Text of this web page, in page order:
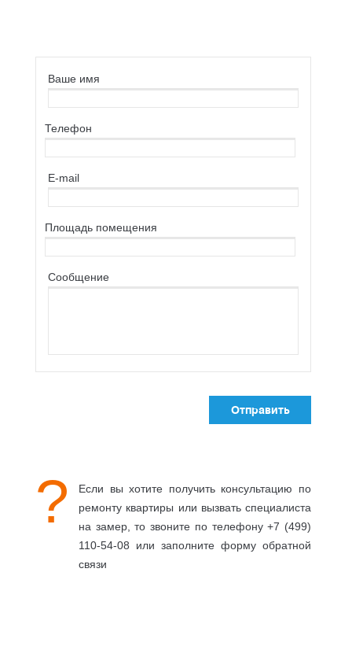
Ваше имя
Телефон
E-mail
Площaдь помещения
Сообщение
?
Если вы хотите получить консультацию по
ремонту квартиры или вызвать специалиста
на замер, то звоните по телефону +7 (499)
110-54-08 или заполните форму обратной
связи